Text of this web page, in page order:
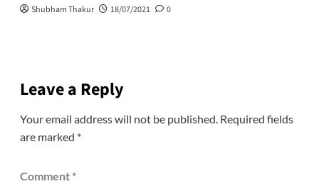
Shubham Thakur 18/07/2021 0
Leave a Reply
Your email address will not be published. Required fields
are marked *
Comment *